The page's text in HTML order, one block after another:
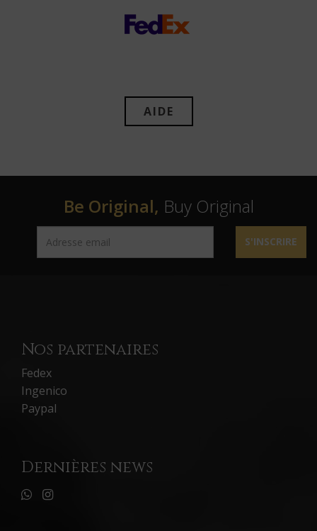
AIDE
Be Original, Buy Original
S'INSCRIRE
Nos partenaires
Fedex
Ingenico
Paypal
Dernières news